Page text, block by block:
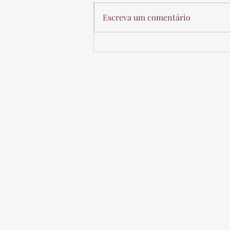
Médicos: Sua Aposentadoria
Escreva um comentário